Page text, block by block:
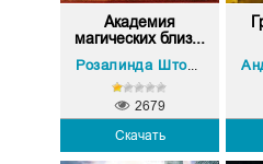
Академия
магических близ...
Розалинда Шторм
Скачать
2679